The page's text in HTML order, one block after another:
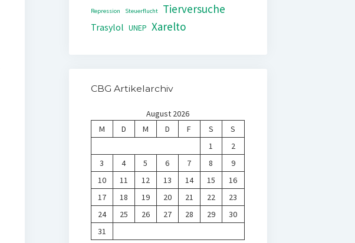
Repression Steuerflucht Tierversuche
Trasylol UNEP Xarelto
CBG Artikelarchiv
August 2026
M
D M D F S
S
1
2
3
4 5 6 7 8
9
10
11 12 13 14 15
16
17
18 19 20 21 22
23
24
25 26 27 28 29
30
31